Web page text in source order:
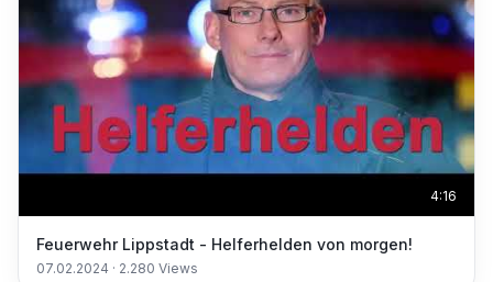
4:16
Feuerwehr Lippstadt - Helferhelden von morgen!
07.02.2024 · 2.280 Views